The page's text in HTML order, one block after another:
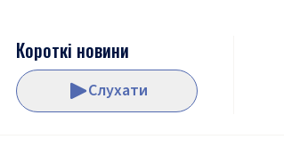
Короткі новини
Слухати